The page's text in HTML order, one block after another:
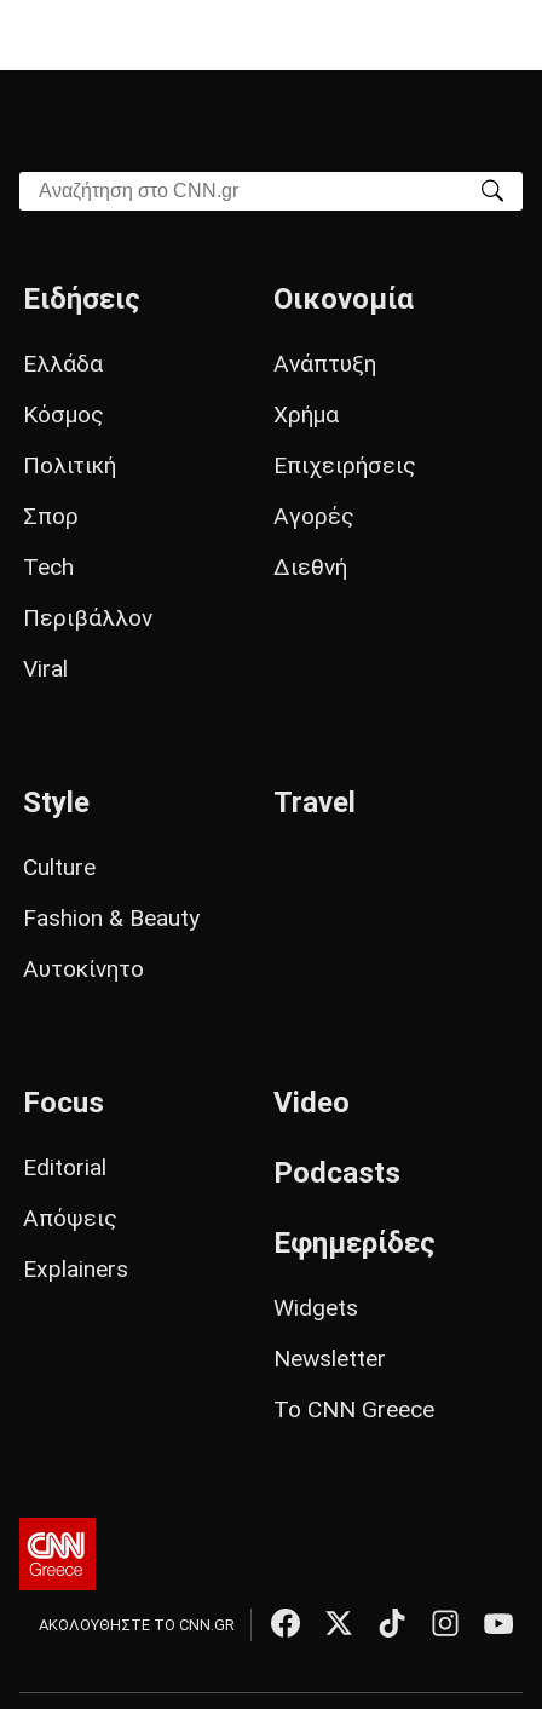
Αναζήτηση στο CNN.gr
Ειδήσεις
Ελλάδα
Κόσμος
Πολιτική
Σπορ
Tech
Περιβάλλον
Viral
Οικονομία
Ανάπτυξη
Χρήμα
Επιχειρήσεις
Αγορές
Διεθνή
Style
Culture
Fashion & Beauty
Αυτοκίνητο
Travel
Focus
Editorial
Απόψεις
Explainers
Video
Podcasts
Εφημερίδες
Widgets
Newsletter
Το CNN Greece
ΑΚΟΛΟΥΘΗΣΤΕ ΤΟ CNN.GR